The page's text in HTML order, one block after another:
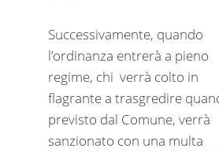
Successivamente, quando
l’ordinanza entrerà a pieno
regime, chi verrà colto in
flagrante a trasgredire
previsto dal Comune, verrà
sanzionato con una multa